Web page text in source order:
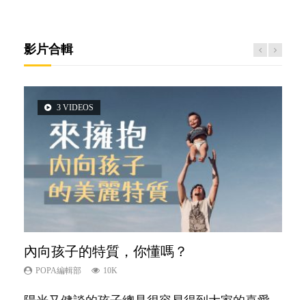
影片合輯
3 VIDEOS
內向孩子的特質，你懂嗎？
POPA編輯部 10K
2 VIDEOS
想孩子學好外語，點做好？
POPA編輯部 9.9K
5 VIDEOS
夫妻必看！經營婚姻，沒捷徑
POPA編輯部 22.9K
6 VIDEOS
孩子能力天注定？
POPA編輯部 7.9K
6 VIDEOS
愛孩子也別忘了愛自己，父母如何關顧自
己的身心靈？